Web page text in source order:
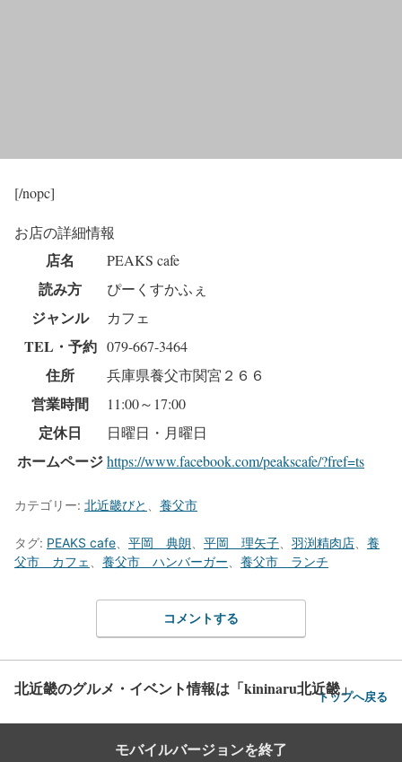
[/nopc]
お店の詳細情報
店名 PEAKS cafe
読み方 ぴーくすかふぇ
ジャンル カフェ
TEL・予約 079-667-3464
住所 兵庫県養父市関宮２６６
営業時間 11:00～17:00
定休日 日曜日・月曜日
ホームページhttps://www.facebook.com/peakscafe/?fref=ts
カテゴリー: 北近畿びと 養父市
タグ: PEAKS cafe 平岡 典朗 平岡 理矢子 羽渕精肉店
養
父市 カフェ
養父市 ハンバーガー 養父市 ランチ
コメントする
北近畿のグルメ・イベント情報は「kininaru北近畿」トップへ戻る
モバイルバージョンを終了